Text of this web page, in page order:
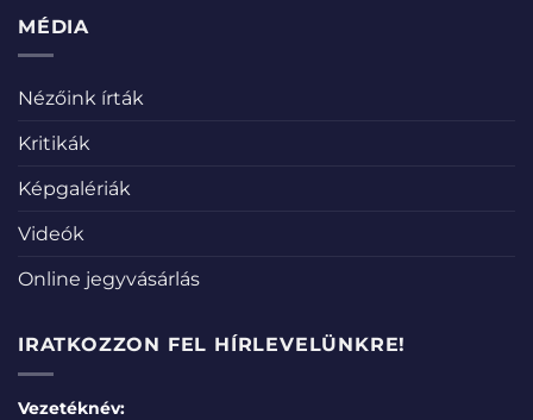
MÉDIA
Nézőink írták
Kritikák
Képgalériák
Videók
Online jegyvásárlás
IRATKOZZON FEL HÍRLEVELÜNKRE!
Vezetéknév: